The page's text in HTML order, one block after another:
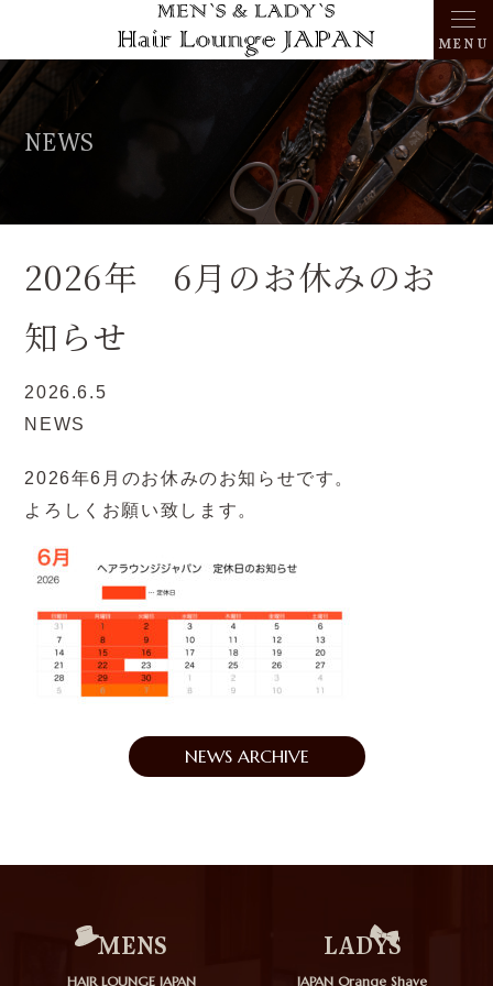
MENU
NEWS
2026年 6月のお休みのお
知らせ
2026.6.5
NEWS
2026年6月のお休みのお知らせです。
よろしくお願い致します。
NEWS ARCHIVE
MENS
HAIR LOUNGE JAPAN
LADYS
JAPAN Orange Shave